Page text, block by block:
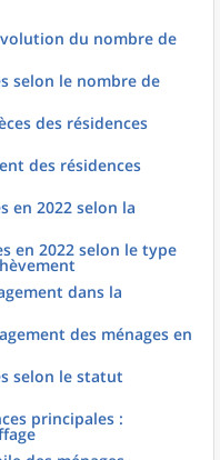
du nombre de
selon le nombre de
des résidences
des résidences
en 2022 selon la
en 2022 selon le type
dans la
des ménages en
selon le statut
principales :